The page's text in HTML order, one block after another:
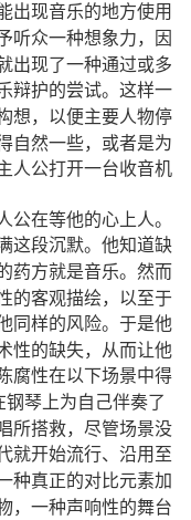
出现音乐的地方使用
听众一种想象力，
因
出现了一种通过或多
辩护的尝试。这样一
想，
以便主要人物停
自然一些，
或者是为
人公打开一台收音机
公在等他的心上人。
这段沉默。他知道缺
药方就是音乐。然而
的客观描绘，
以至于
同样的风险。于是他
性的缺失，
从而让他
腐性在以下场景中得
钢琴上为自己伴奏了
所搭救， 尽管场景没
就开始流行、沿用至
种真正的对比元素加
， 一种声响性的舞台